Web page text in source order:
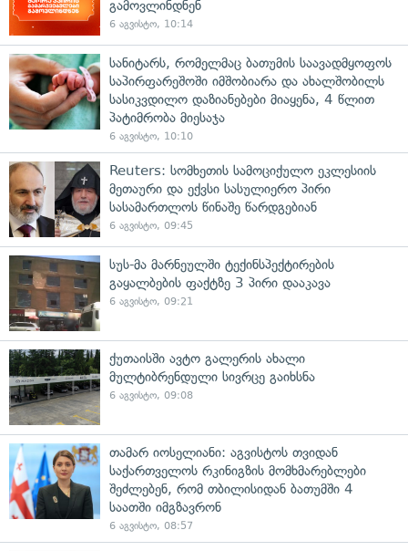
გამოვლინდნენ
6 აგვისტო, 10:14
სანიტარს, რომელმაც ბათუმის საავადმყოფოს
საპირფარეშოში იმშობიარა და ახალშობილს
სასიკვდილო დაზიანებები მიაყენა, 4 წლით
პატიმრობა მიესაჯა
6 აგვისტო, 10:10
Reuters: სომხეთის სამოციქულო ეკლესიის
მეთაური და ექვსი სასულიერო პირი
სასამართლოს წინაშე წარდგებიან
6 აგვისტო, 09:45
სუს-მა მარნეულში ტექინსპექტირების
გაყალბების ფაქტზე 3 პირი დააკავა
6 აგვისტო, 09:21
ქუთაისში ავტო გალერის ახალი
მულტიბრენდული სივრცე გაიხსნა
6 აგვისტო, 09:08
თამარ იოსელიანი: აგვისტოს თვიდან
საქართველოს რკინიგზის მომხმარებლები
შეძლებენ, რომ თბილისიდან ბათუმში 4
საათში იმგზავრონ
6 აგვისტო, 08:57